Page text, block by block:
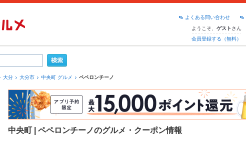
よくある問い合わせ
ようこそ、 ゲスト さん
会員登録する（無料）
大分 大分市 中央町 グルメ ペペロンチーノ
中央町 | ペペロンチーノのグルメ・クーポン情報